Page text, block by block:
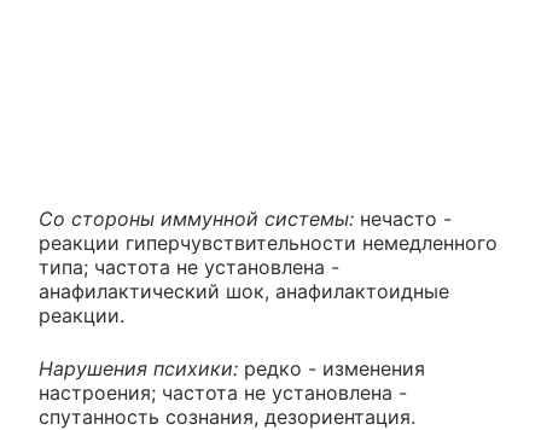
Со стороны иммунной системы: нечасто -
реакции гиперчувствительности немедленного
типа; частота не установлена -
анафилактический шок, анафилактоидные
реакции.
Нарушения психики: редко - изменения
настроения; частота не установлена -
спутанность сознания, дезориентация.